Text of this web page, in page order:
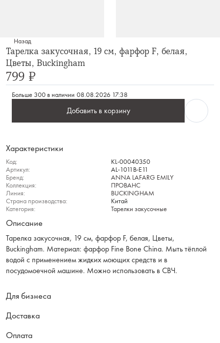
Назад
Тарелка закусочная, 19 см, фарфор F, белая,
Цветы, Buckingham
799 ₽
Больше 300 в наличии 08.08.2026 17:38
Добавить в корзину
Характеристики
Код:
KL-00040350
Артикул:
AL-1011B-E11
Бренд:
ANNA LAFARG EMILY
Коллекция:
ПРОВАНС
Линия:
BUCKINGHAM
Страна производства:
Китай
Категория:
Тарелки закусочные
Описание
Тарелка закусочная, 19 см, фарфор F, белая, Цветы,
Buckingham. Материал: фарфор Fine Bone China. Мыть тёплой
водой с применением жидких моющих средств и в
посудомоечной машине. Можно использовать в СВЧ.
Для бизнеса
Доставка
Оплата